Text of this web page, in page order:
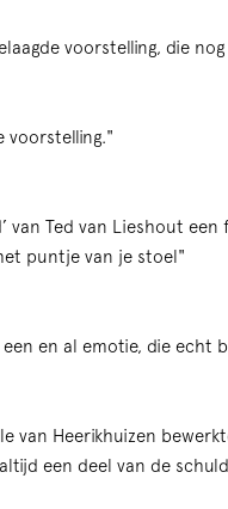
voorstelling, die
voorstelling."
van Ted van Lieshout
puntje van je stoel"
en al emotie, die echt
Heerikhuizen
een deel van de